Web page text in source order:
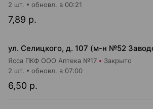
7,89 р.
2 шт. обновл. в 00:21
Ясса ПКФ ООО Аптека №17 Закрыто
6,50 р.
2 шт. обновл. в 07:00